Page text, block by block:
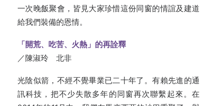
一次晚飯聚會，皆見大家珍惜這份同窗的情誼及建道
給我們裝備的恩情。
「開荒、吃苦、火熱」的再詮釋
／陳淑玲 北非
光陰似箭，不經不覺畢業已二十年了。有賴先進的通
訊科技，把不少失散多年的同窗再次聯繫起來。在